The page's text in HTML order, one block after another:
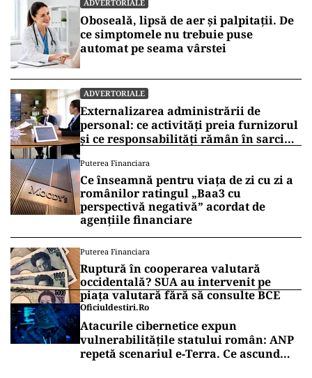
ADVERTORIALE
Oboseală, lipsă de aer și palpitații. De
ce simptomele nu trebuie puse
automat pe seama vârstei
ADVERTORIALE
Externalizarea administrării de
personal: ce activități preia furnizorul
și ce responsabilități rămân în sarcina
Puterea Financiara
Ce înseamnă pentru viața de zi cu zi a
românilor ratingul „Baa3 cu
perspectivă negativă” acordat de
agențiile financiare
Puterea Financiara
Ruptură în cooperarea valutară
occidentală? SUA au intervenit pe
piața valutară fără să consulte BCE
Oficiuldestiri.ro
Atacurile cibernetice expun
vulnerabilitățile statului român: ANP
repetă scenariul e‑Terra. Ce ascund